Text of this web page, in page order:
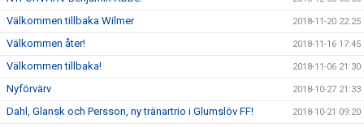
Välkommen tillbaka Wilmer 2018-11-20 22:25
Välkommen åter! 2018-11-16 17:45
Välkommen tillbaka! 2018-11-06 21:30
Nyförvärv 2018-10-27 21:33
Dahl, Glansk och Persson, ny tränartrio i Glumslöv FF! 2018-10-21 09:20